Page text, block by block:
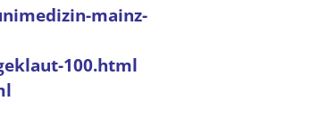
mainz-
100.html